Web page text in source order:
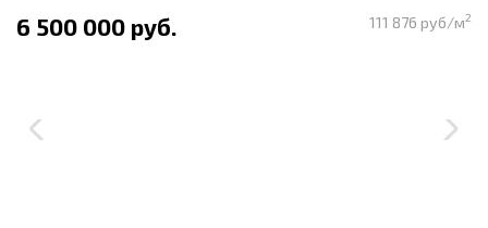
6 500 000 руб. 111 876 руб/м2